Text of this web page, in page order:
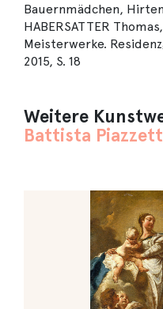
Bauernmädchen,
HABERSATTER
Meisterwerke.
2015, S. 18
Weitere
Battista